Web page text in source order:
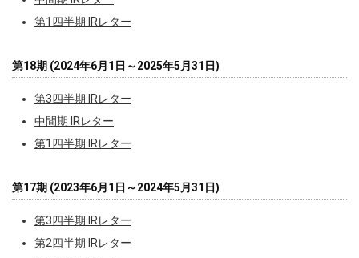
第1四半期 IRレター
第18期 (2024年6月1日～2025年5月31日)
第3四半期 IRレター
中間期 IRレター
第1四半期 IRレター
第17期 (2023年6月1日～2024年5月31日)
第3四半期 IRレター
第2四半期 IRレター